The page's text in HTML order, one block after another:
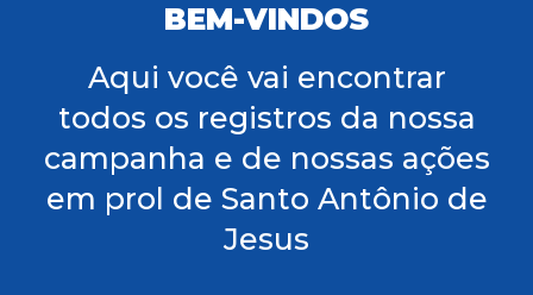
BEM-VINDOS
Aqui você vai encontrar
todos os registros da nossa
campanha e de nossas ações
em prol de Santo Antônio de
Jesus